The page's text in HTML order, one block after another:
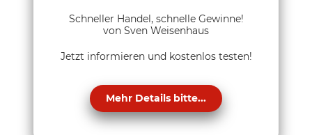
Schneller Handel, schnelle Gewinne!
von Sven Weisenhaus
Jetzt informieren und kostenlos testen!
Mehr Details bitte...